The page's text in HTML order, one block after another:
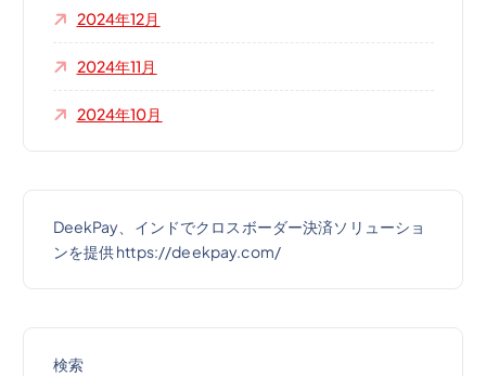
2024年12月
2024年11月
2024年10月
DeekPay、インドでクロスボーダー決済ソリューショ
ンを提供 https://deekpay.com/
検索